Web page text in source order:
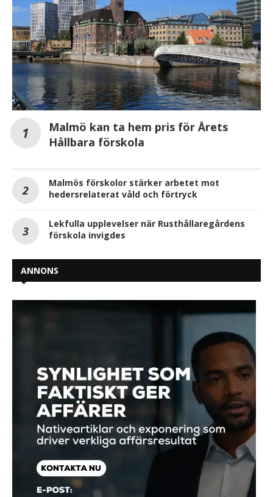
Malmö kan ta hem pris för Årets
Hållbara förskola
Malmös förskolor stärker arbetet mot
hedersrelaterat våld och förtryck
Lekfulla upplevelser när Rusthållaregårdens
förskola invigdes
ANNONS